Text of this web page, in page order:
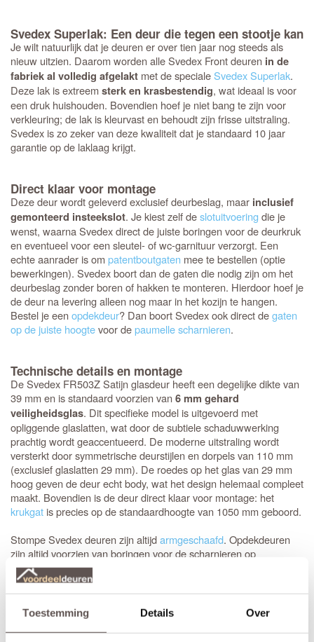
Toestemming Details Over
Svedex Superlak: Een deur die tegen een stootje kan
Je wilt natuurlijk dat je deuren er over tien jaar nog steeds als
nieuw uitzien. Daarom worden alle Svedex Front deuren in de
fabriek al volledig afgelakt met de specialeSvedex Superlak.
Deze lak is extreemsterk en krasbestendig, wat ideaal is voor
een druk huishouden. Bovendien hoef je niet bang te zijn voor
verkleuring; de lak is kleurvast en behoudt zijn frisse uitstraling.
Svedex is zo zeker van deze kwaliteit dat je standaard 10 jaar
garantie op de laklaag krijgt.
Direct klaar voor montage
Deze deur wordt geleverd exclusief deurbeslag, maar inclusief
gemonteerd insteekslot. Je kiest zelf deslotuitvoeringdie je
wenst, waarna Svedex direct de juiste boringen voor de deurkruk
en eventueel voor een sleutel- of wc-garnituur verzorgt. Een
echte aanrader is ompatentboutgaten mee te bestellen (optie
bewerkingen). Svedex boort dan de gaten die nodig zijn om het
deurbeslag zonder boren of hakken te monteren. Hierdoor hoef je
de deur na levering alleen nog maar in het kozijn te hangen.
Bestel je eenopdekdeur? Dan boort Svedex ook direct degaten
op de juiste hoogtevoor depaumelle scharnieren.
Technische details en montage
De Svedex FR503Z Satijn glasdeur heeft een degelijke dikte van
39 mm en is standaard voorzien van6 mm gehard
veiligheidsglas. Dit specifieke model is uitgevoerd met
opliggende glaslatten, wat door de subtiele schaduwwerking
prachtig wordt geaccentueerd. De moderne uitstraling wordt
versterkt door symmetrische deurstijlen en dorpels van 110 mm
(exclusief glaslatten 29 mm). De roedes op het glas van 29 mm
hoog geven de deur echt body, wat het design helemaal compleet
maakt. Bovendien is de deur direct klaar voor montage: het
krukgat is precies op de standaardhoogte van 1050 mm geboord.
Stompe Svedex deuren zijn altijdarmgeschaafd. Opdekdeuren
zijn altijd voorzien van boringen voor de scharnieren op
standaardhoogte. Bekijk de
Elk modelSvedex-deuris leverbaar in zowel een stompe als
opdekuitvoering, in elke denkbare standaardmaat of afwijkende
afmeting. Het is voor beide uitvoeringen van belang dat je de
juiste draairichting doorgeeft tijdens het bestellen. Doordat